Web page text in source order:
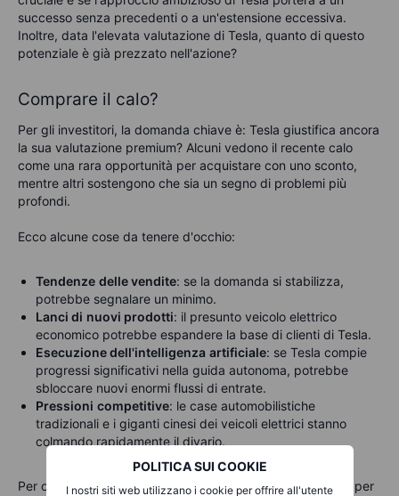
POLITICA SUI COOKIE
I nostri siti web utilizzano i cookie per offrire all'utente
successo senza precedenti o a un'estensione eccessiva.
Inoltre, data l'elevata valutazione di Tesla, quanto di questo
potenziale è già prezzato nell'azione?
Comprare il calo?
Per gli investitori, la domanda chiave è: Tesla giustifica ancora
la sua valutazione premium? Alcuni vedono il recente calo
come una rara opportunità per acquistare con uno sconto,
mentre altri sostengono che sia un segno di problemi più
profondi.
Ecco alcune cose da tenere d'occhio:
Tendenze delle vendite: se la domanda si stabilizza,
potrebbe segnalare un minimo.
Lanci di nuovi prodotti: il presunto veicolo elettrico
economico potrebbe espandere la base di clienti di Tesla.
Esecuzione dell'intelligenza artificiale: se Tesla compie
progressi significativi nella guida autonoma, potrebbe
sbloccare nuovi enormi flussi di entrate.
Pressioni competitive: le case automobilistiche
tradizionali e i giganti cinesi dei veicoli elettrici stanno
colmando rapidamente il divario.
Per ora, la pazienza potrebbe essere la migliore strategia per